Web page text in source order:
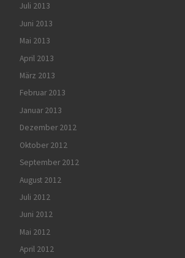
Juli 2013
Juni 2013
Mai 2013
April 2013
März 2013
Februar 2013
Januar 2013
Dezember 2012
Oktober 2012
September 2012
August 2012
Juli 2012
Juni 2012
Mai 2012
April 2012